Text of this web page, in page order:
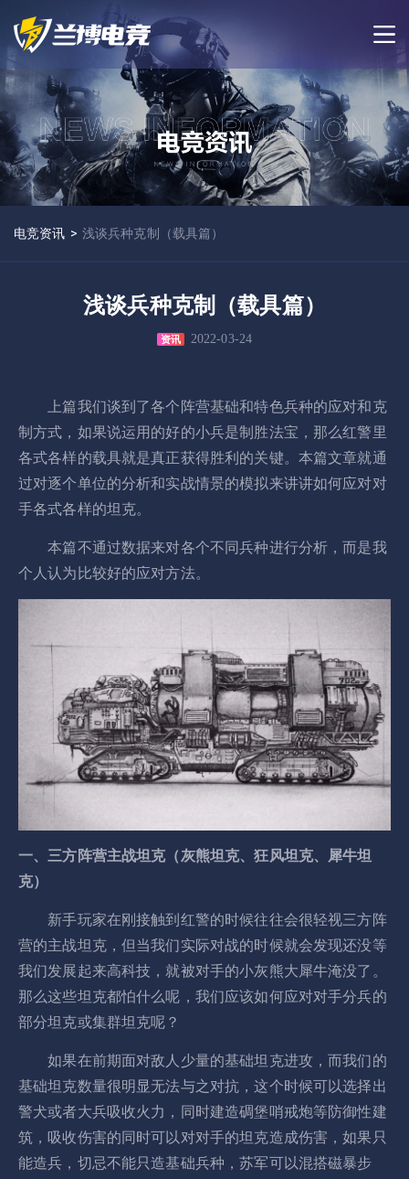
电竞资讯 > 浅谈兵种克制（载具篇）
浅谈兵种克制（载具篇）
资讯 2022-03-24
上篇我们谈到了各个阵营基础和特色兵种的应对和克
制方式，如果说运用的好的小兵是制胜法宝，那么红警里
各式各样的载具就是真正获得胜利的关键。本篇文章就通
过对逐个单位的分析和实战情景的模拟来讲讲如何应对对
手各式各样的坦克。
本篇不通过数据来对各个不同兵种进行分析，而是我
个人认为比较好的应对方法。
一、三方阵营主战坦克（灰熊坦克、狂风坦克、犀牛坦
克）
新手玩家在刚接触到红警的时候往往会很轻视三方阵
营的主战坦克，但当我们实际对战的时候就会发现还没等
我们发展起来高科技，就被对手的小灰熊大犀牛淹没了。
那么这些坦克都怕什么呢，我们应该如何应对对手分兵的
部分坦克或集群坦克呢？
如果在前期面对敌人少量的基础坦克进攻，而我们的
基础坦克数量很明显无法与之对抗，这个时候可以选择出
警犬或者大兵吸收火力，同时建造碉堡哨戒炮等防御性建
筑，吸收伤害的同时可以对对手的坦克造成伤害，如果只
能造兵，切忌不能只造基础兵种，苏军可以混搭磁暴步